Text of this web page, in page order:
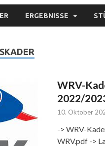
ERGEBNISSE
WRV-
2022/
10. Oktober
-> WRV-
WRV.pdf ->